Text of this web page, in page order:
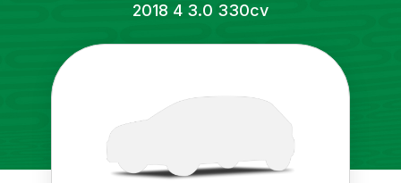
2018 4 3.0 330cv